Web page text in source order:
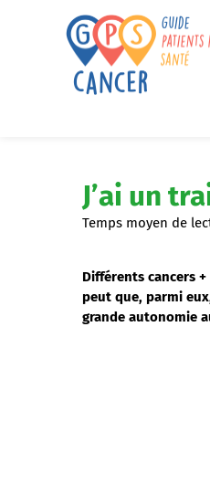
J’ai un
Temps moyen de
Différents cancers
peut que, parmi
grande autonomie